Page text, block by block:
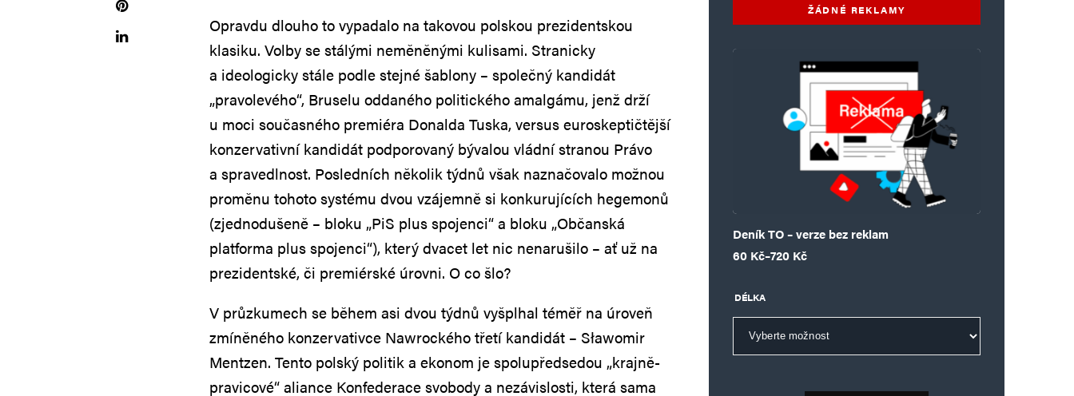
Opravdu dlouho to vypadalo na takovou polskou prezidentskou
klasiku. Volby se stálými neměněnými kulisami. Stranicky
a ideologicky stále podle stejné šablony – společný kandidát
„pravolevého“, Bruselu oddaného politického amalgámu, jenž drží
u moci současného premiéra Donalda Tuska, versus euroskeptičtější
konzervativní kandidát podporovaný bývalou vládní stranou Právo
a spravedlnost. Posledních několik týdnů však naznačovalo možnou
proměnu tohoto systému dvou vzájemně si konkurujících hegemonů
(zjednodušeně – bloku „PiS plus spojenci“ a bloku „Občanská
platforma plus spojenci“), který dvacet let nic nenarušilo – ať už na
prezidentské, či premiérské úrovni. O co šlo?
V průzkumech se během asi dvou týdnů vyšplhal téměř na úroveň
zmíněného konzervativce Nawrockého třetí kandidát – Sławomir
Mentzen. Tento polský politik a ekonom je spolupředsedou „krajně-
pravicové“ aliance Konfederace svobody a nezávislosti, která sama
ŽÁDNÉ REKLAMY
Deník TO – verze bez reklam
60 Kč–720 Kč
Rozpětí cen: 60 Kč až 720 Kč
DÉLKA